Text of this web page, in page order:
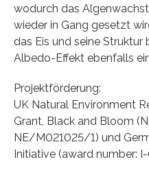
wodurch das
wieder in Gang gesetzt
das Eis und seine Struktur
Albedo-Effekt ebenfalls
Projektförderung:
UK Natural Environment
Grant, Black and Bloom
NE/M021025/1) und
Initiative (award number: